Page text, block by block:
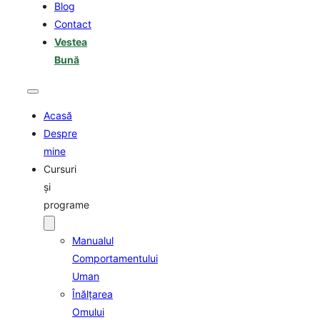
Blog
Contact
Vestea
Bună
Acasă
Despre
mine
Cursuri
şi
programe
Manualul
Comportamentului
Uman
Înălţarea
Omului